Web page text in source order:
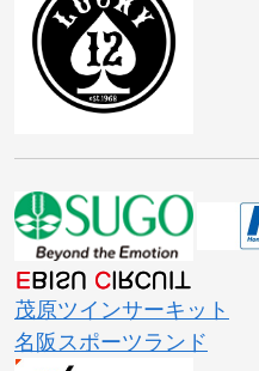
茂原ツインサーキット
名阪スポーツランド